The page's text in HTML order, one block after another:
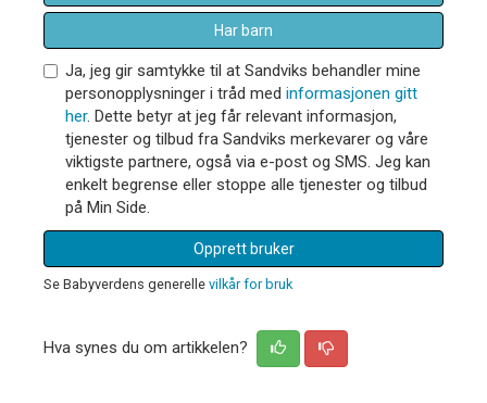
Har barn
Ja, jeg gir samtykke til at Sandviks behandler mine
personopplysninger i tråd med informasjonen gitt
her. Dette betyr at jeg får relevant informasjon,
tjenester og tilbud fra Sandviks merkevarer og våre
viktigste partnere, også via e-post og SMS. Jeg kan
enkelt begrense eller stoppe alle tjenester og tilbud
på Min Side.
Opprett bruker
Se Babyverdens generelle vilkår for bruk
Hva synes du om artikkelen?